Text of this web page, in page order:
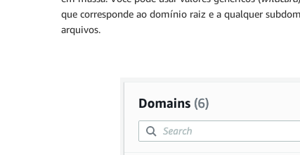
que corresponde ao domínio raiz e a qualquer
arquivos.